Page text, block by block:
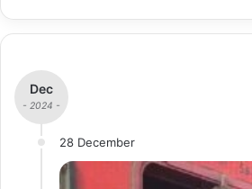
Dec
- 2024 -
28 December